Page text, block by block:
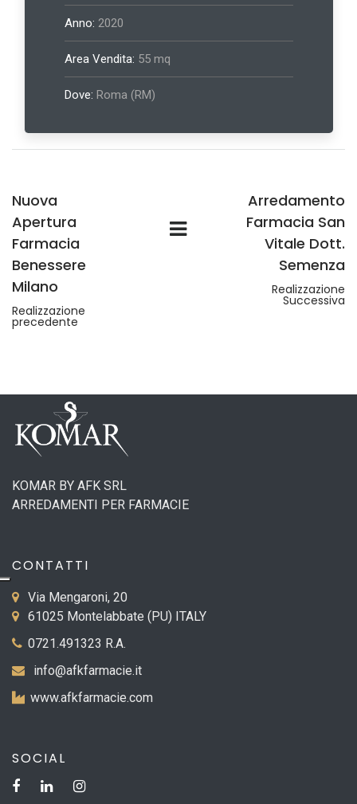
Anno: 2020
Area Vendita: 55 mq
Dove: Roma (RM)
Nuova
Apertura
Farmacia
Benessere
Milano
Realizzazione
precedente
Arredamento
Farmacia San
Vitale Dott.
Semenza
Realizzazione
Successiva
KOMAR BY AFK SRL
ARREDAMENTI PER FARMACIE
CONTATTI
Via Mengaroni, 20
61025 Montelabbate (PU) ITALY
0721.491323 R.A.
info@afkfarmacie.it
www.afkfarmacie.com
SOCIAL